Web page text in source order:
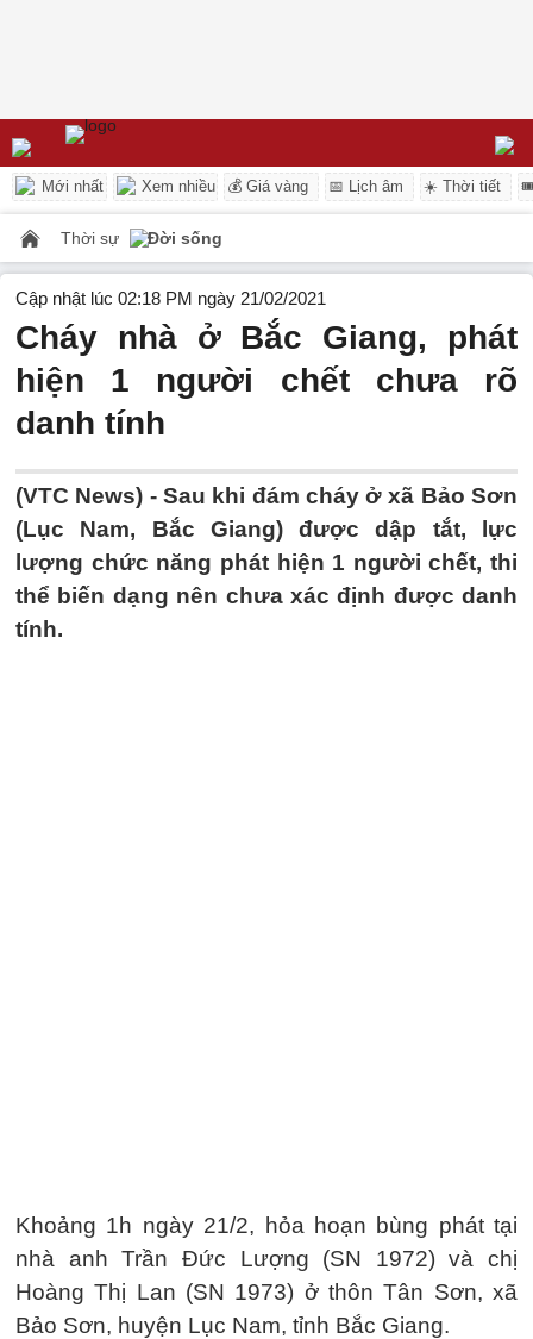
Mới nhất Xem nhiều 💰 Giá vàng 📅 Lịch âm ☀️ Thời tiết
Thời sự Đời sống
Cập nhật lúc 02:18 PM ngày 21/02/2021
Cháy nhà ở Bắc Giang, phát
hiện 1 người chết chưa rõ
danh tính
(VTC News) - Sau khi đám cháy ở xã Bảo Sơn
(Lục Nam, Bắc Giang) được dập tắt, lực
lượng chức năng phát hiện 1 người chết, thi
thể biến dạng nên chưa xác định được danh
tính.
Khoảng 1h ngày 21/2, hỏa hoạn bùng phát tại
nhà anh Trần Đức Lượng (SN 1972) và chị
Hoàng Thị Lan (SN 1973) ở thôn Tân Sơn, xã
Bảo Sơn, huyện Lục Nam, tỉnh Bắc Giang.